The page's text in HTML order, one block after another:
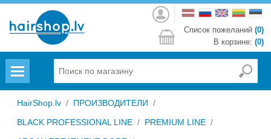
Войти
Список пожеланий (0)
В корзине: (0)
HairShop.lv / ПРОИЗВОДИТЕЛИ /
BLACK PROFESSIONAL LINE / PREMIUM LINE /